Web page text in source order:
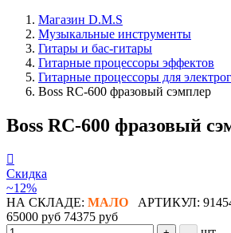
Магазин D.M.S
Музыкальные инструменты
Гитары и бас-гитары
Гитарные процессоры эффектов
Гитарные процессоры для
Boss RC-600 фразовый сэмплер
Boss RC-600 фразовый
Скидка
~12%
НА СКЛАДЕ: МАЛО АРТИКУЛ:
65000 руб 74375 руб